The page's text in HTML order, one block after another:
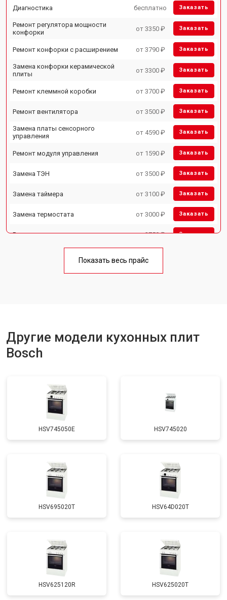
Диагностика бесплатно Заказать
Ремонт регулятора мощности
конфорки
от 3350 ₽ Заказать
Ремонт конфорки с расширением от 3790 ₽ Заказать
Замена конфорки керамической
плиты
от 3300 ₽ Заказать
Ремонт клеммной коробки от 3700 ₽ Заказать
Ремонт вентилятора от 3500 ₽ Заказать
Замена платы сенсорного
управления
от 4590 ₽ Заказать
Ремонт модуля управления от 1590 ₽ Заказать
Замена ТЭН от 3500 ₽ Заказать
Замена таймера от 3100 ₽ Заказать
Замена термостата от 3000 ₽ Заказать
Ремонт электропроводки от 2750 ₽ Заказать
Ремонт чугунной конфорки от 2600 ₽
Показать весь прайс
Другие модели кухонных плит
Bosch
HSV745050E HSV745020
HSV695020T HSV64D020T
HSV625120R HSV625020T